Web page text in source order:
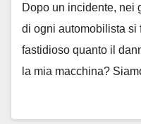
Dopo un incidente, nei
di ogni automobilista si
fastidioso quanto il
la mia macchina?